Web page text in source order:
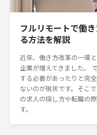
フルリモートで働
る方法を解説
近年、働き方改革の一環
企業が増えてきました。
する必要があったりと完
ないのが現状です。そこ
の求人の探し方や転職の
す。